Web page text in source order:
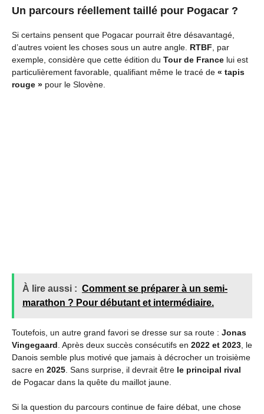
Un parcours réellement taillé pour Pogacar ?
Si certains pensent que Pogacar pourrait être désavantagé,
d’autres voient les choses sous un autre angle. RTBF, par
exemple, considère que cette édition du Tour de France lui est
particulièrement favorable, qualifiant même le tracé de « tapis
rouge » pour le Slovène.
À lire aussi : Comment se préparer à un semi-
marathon ? Pour débutant et intermédiaire.
Toutefois, un autre grand favori se dresse sur sa route : Jonas
Vingegaard. Après deux succès consécutifs en 2022 et 2023, le
Danois semble plus motivé que jamais à décrocher un troisième
sacre en 2025. Sans surprise, il devrait être le principal rival
de Pogacar dans la quête du maillot jaune.
Si la question du parcours continue de faire débat, une chose